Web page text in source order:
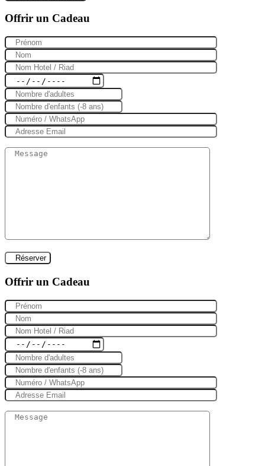
Offrir un Cadeau
Offrir un Cadeau